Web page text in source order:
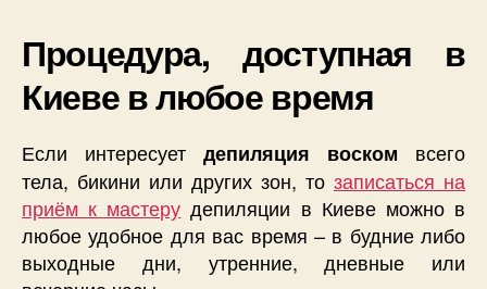
Процедура, доступная в
Киеве в любое время
Если интересует депиляция воском всего
тела, бикини или других зон, то записаться на
приём к мастеру депиляции в Киеве можно в
любое удобное для вас время – в будние либо
выходные дни, утренние, дневные или